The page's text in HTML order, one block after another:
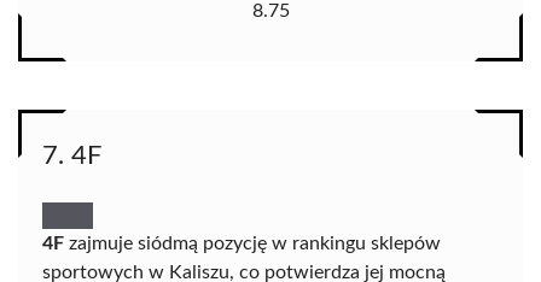
8.75
7. 4F
4F zajmuje siódmą pozycję w rankingu sklepów
sportowych w Kaliszu, co potwierdza jej mocną